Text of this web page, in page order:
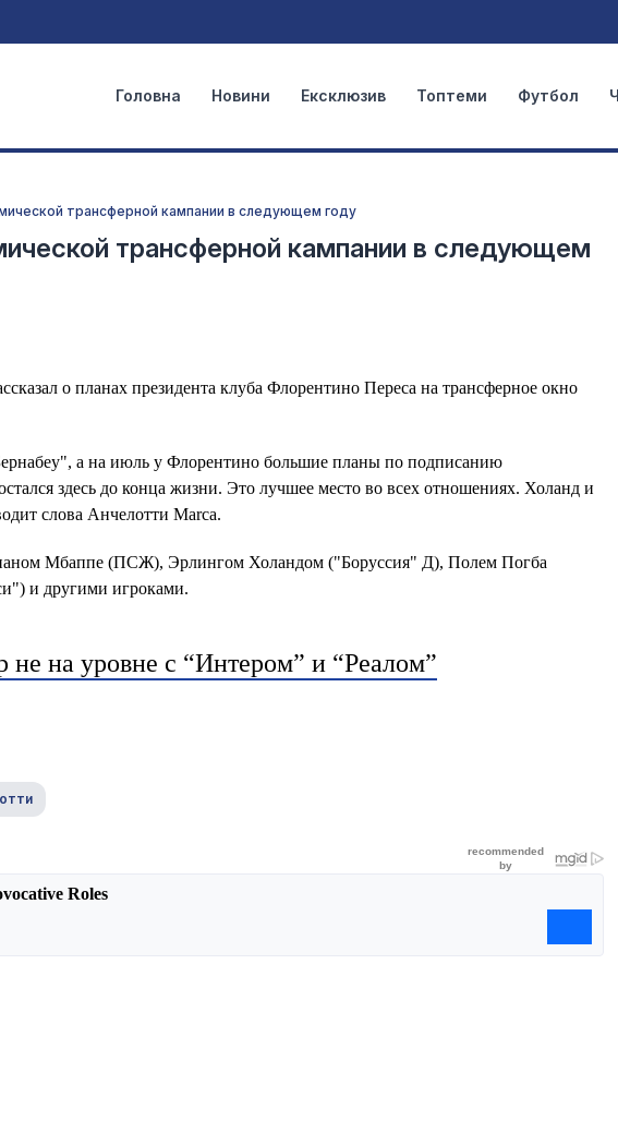
Головна Новини Ексклюзив Топтеми Футбол
трансферной кампании в следующем году
трансферной кампании в следующем
о планах президента клуба Флорентино Переса на трансферное окно
а на июль у Флорентино большие планы по подписанию
здесь до конца жизни. Это лучшее место во всех отношениях. Холанд и
слова Анчелотти Marca.
Мбаппе (ПСЖ), Эрлингом Холандом ("Боруссия" Д), Полем Погба
и другими игроками.
на уровне с “Интером” и “Реалом”